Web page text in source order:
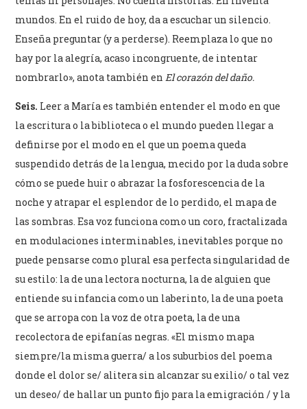
mundos. En el ruido de hoy, da a escuchar un silencio.
Enseña preguntar (y a perderse). Reemplaza lo que no
hay por la alegría, acaso incongruente, de intentar
nombrarlo», anota también enEl corazón del daño.
Seis. Leer a María es también entender el modo en que
la escritura o la biblioteca o el mundo pueden llegar a
definirse por el modo en el que un poema queda
suspendido detrás de la lengua, mecido por la duda sobre
cómo se puede huir o abrazar la fosforescencia de la
noche y atrapar el esplendor de lo perdido, el mapa de
las sombras. Esa voz funciona como un coro, fractalizada
en modulaciones interminables, inevitables porque no
puede pensarse como plural esa perfecta singularidad de
su estilo: la de una lectora nocturna, la de alguien que
entiende su infancia como un laberinto, la de una poeta
que se arropa con la voz de otra poeta, la de una
recolectora de epifanías negras. «El mismo mapa
siempre/la misma guerra/ a los suburbios del poema
donde el dolor se/ alitera sin alcanzar su exilio/ o tal vez
un deseo/ de hallar un punto fijo para la emigración / y la